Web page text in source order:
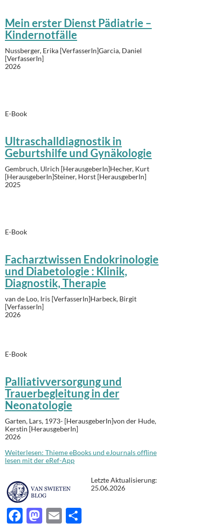
Mein erster Dienst Pädiatrie –
Kindernotfälle
Nussberger, Erika [VerfasserIn]Garcia, Daniel
[VerfasserIn]
2026
E-Book
Ultraschalldiagnostik in
Geburtshilfe und Gynäkologie
Gembruch, Ulrich [HerausgeberIn]Hecher, Kurt
[HerausgeberIn]Steiner, Horst [HerausgeberIn]
2025
E-Book
Facharztwissen Endokrinologie
und Diabetologie : Klinik,
Diagnostik, Therapie
van de Loo, Iris [VerfasserIn]Harbeck, Birgit
[VerfasserIn]
2026
E-Book
Palliativversorgung und
Trauerbegleitung in der
Neonatologie
Garten, Lars, 1973- [HerausgeberIn]von der Hude,
Kerstin [HerausgeberIn]
2026
Weiterlesen: Thieme eBooks und eJournals offline
lesen mit der eRef-App
Letzte Aktualisierung:
25.06.2026
F
M E